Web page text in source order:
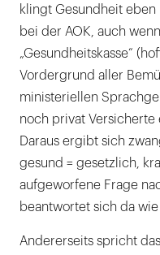
klingt Gesundheit eben
bei der AOK, auch
„Gesundheitskasse“
Vordergrund aller
ministeriellen
noch privat Versicherte
Daraus ergibt sich
gesund = gesetzlich,
aufgeworfene Frage
beantwortet sich da
Andererseits spricht